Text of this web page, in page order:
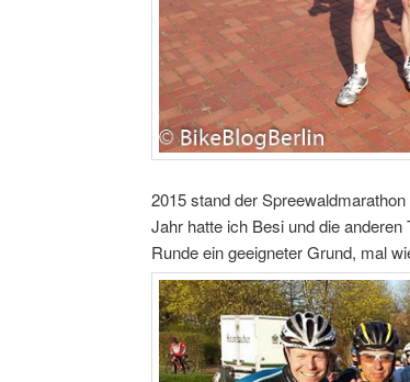
2015 stand der
Jahr hatte ich Besi und die
Runde ein geeigneter Grund, mal